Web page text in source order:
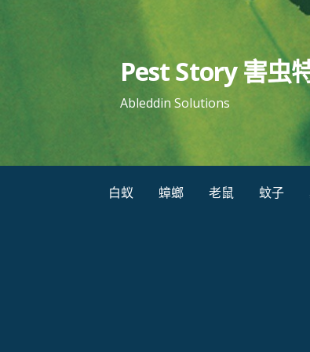
Pest Story 害虫
Ableddin Solutions
白蚁 蟑螂 老鼠 蚊子